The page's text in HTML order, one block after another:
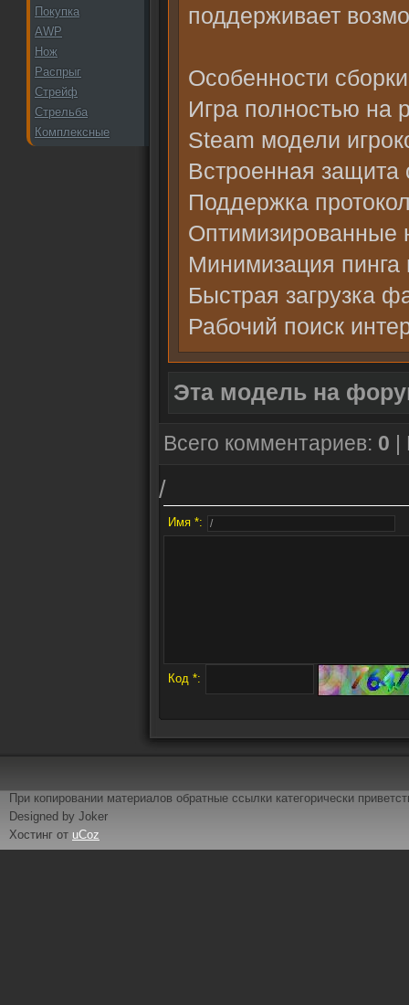
Покупка
AWP
Нож
Распрыг
Стрейф
Стрельба
Комплексные
поддерживает
Особенности
Игра полностью на
Steam модели
Встроенная защита
Поддержка
Оптимизированные
Минимизация пинга
Быстрая загрузка
Рабочий поиск
Эта модель на
Всего комментариев: 0
/
Имя *:
Код *:
При копировании материалов обратные ссылки категорически
Designed by Joker
Хостинг от uCoz